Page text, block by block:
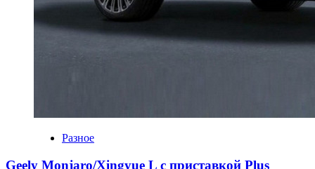
Разное
Geely Monjaro/Xingyue L с приставкой Plus